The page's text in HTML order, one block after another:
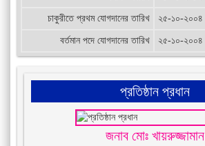
চাকুরীতে প্রথম যোগদানের তারিখ ২৫-১০-২০০৪
বর্তমান পদে যোগদানের তারিখ ২৫-১০-২০০৪
প্রতিষ্ঠান প্রধান
জনাব মোঃ খায়রুজ্জামান